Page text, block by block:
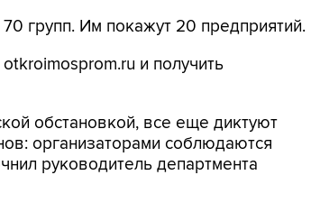
групп. Им покажут 20 предприятий.
и получить
обстановкой, все еще диктуют
организаторами соблюдаются
руководитель департмента